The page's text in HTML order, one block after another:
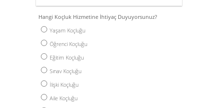
Hangi Koçluk Hizmetine İhtiyaç Duyuyorsunuz?
Yaşam Koçluğu
Öğrenci Koçluğu
Eğitim Koçluğu
Sınav Koçluğu
İlişki Koçluğu
Aile Koçluğu